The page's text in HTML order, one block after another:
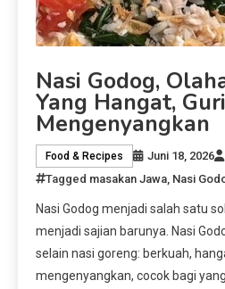
Nasi Godog,
Yang Hangat,
Mengenyangkan
Food & Recipes Juni 18, 2026
Tagged masakan Jawa Nasi
Nasi Godog menjadi salah satu
menjadi sajian barunya. Nasi
selain nasi goreng: berkuah,
mengenyangkan, cocok bagi